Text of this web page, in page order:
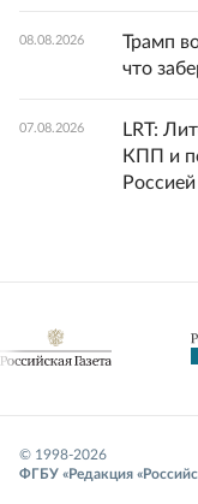
08.08.2026
Трамп
что
07.08.2026
LRT:
КПП и
Россией
© 1998-2026
ФГБУ «Редакция